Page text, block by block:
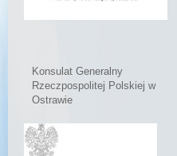
Konsulat Generalny
Rzeczpospolitej Polskiej w
Ostrawie